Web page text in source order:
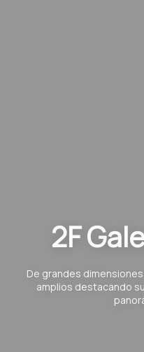
2F
De grandes
amplios destacando